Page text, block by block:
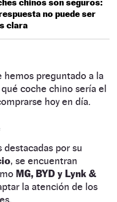
chinos son seguros:
no puede ser
clara
hemos preguntado a la
qué coche chino sería el
hoy en día.
destacadas por su
, se encuentran
MG, BYD y Lynk &
la atención de los